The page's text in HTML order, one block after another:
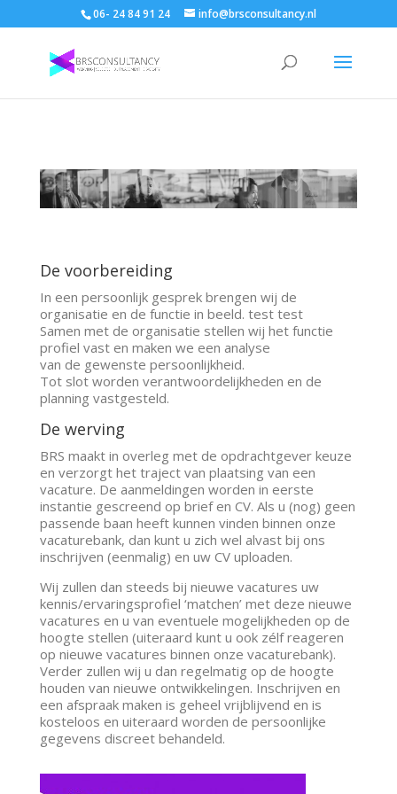
06- 24 84 91 24 info@brsconsultancy.nl
De voorbereiding
In een persoonlijk gesprek brengen wij de
organisatie en de functie in beeld. test test
Samen met de organisatie stellen wij het functie
profiel vast en maken we een analyse
van de gewenste persoonlijkheid.
Tot slot worden verantwoordelijkheden en de
planning vastgesteld.
De werving
BRS maakt in overleg met de opdrachtgever keuze
en verzorgt het traject van plaatsing van een
vacature. De aanmeldingen worden in eerste
instantie gescreend op brief en CV. Als u (nog) geen
passende baan heeft kunnen vinden binnen onze
vacaturebank, dan kunt u zich wel alvast bij ons
inschrijven (eenmalig) en uw CV uploaden.
Wij zullen dan steeds bij nieuwe vacatures uw
kennis/ervaringsprofiel ‘matchen’ met deze nieuwe
vacatures en u van eventuele mogelijkheden op de
hoogte stellen (uiteraard kunt u ook zélf reageren
op nieuwe vacatures binnen onze vacaturebank).
Verder zullen wij u dan regelmatig op de hoogte
houden van nieuwe ontwikkelingen. Inschrijven en
een afspraak maken is geheel vrijblijvend en is
kosteloos en uiteraard worden de persoonlijke
gegevens discreet behandeld.